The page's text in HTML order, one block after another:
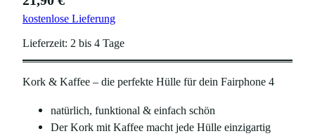
kostenlose Lieferung
Lieferzeit: 2 bis 4 Tage
Kork & Kaffee – die perfekte Hülle für dein Fairphone 4
natürlich, funktional & einfach schön
Der Kork mit Kaffee macht jede Hülle einzigartig